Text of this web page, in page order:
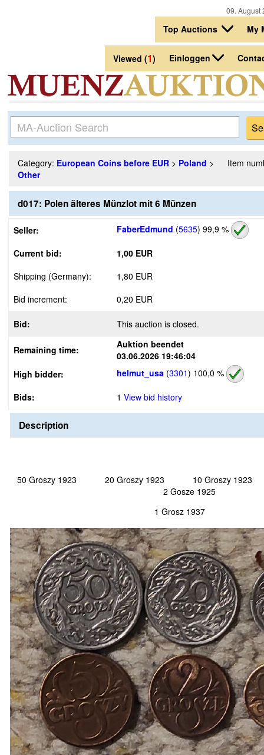
09.
Top Auctions My
Viewed (1) Einloggen
Category: European Coins before EUR > Poland >
Other
Item
d017: Polen älteres Münzlot mit 6 Münzen
Seller: FaberEdmund (5635) 99,9 %
Current bid:
1,00 EUR
Shipping (Germany):
1,80 EUR
Bid increment:
0,20 EUR
Bid: This auction is closed.
Remaining time:
Auktion beendet
03.06.2026 19:46:04
High bidder:
helmut_usa (3301) 100,0 %
Bids: 1 View bid history
Description
50 Groszy 1923 20 Groszy 1923 10 Groszy
2 Gosze 1925
1 Grosz 1937